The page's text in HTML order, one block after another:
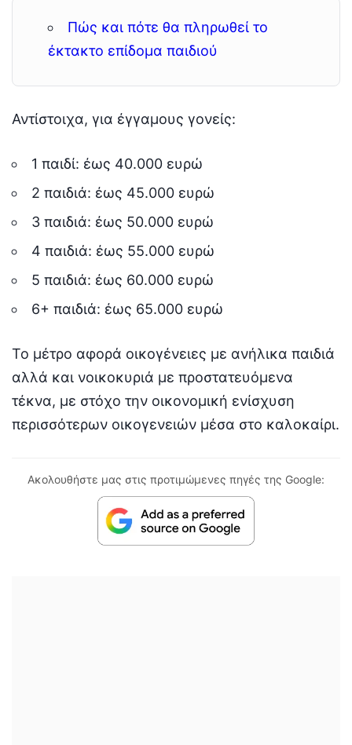
Πώς και πότε θα πληρωθεί το
έκτακτο επίδομα παιδιού
Αντίστοιχα, για έγγαμους γονείς:
1 παιδί: έως 40.000 ευρώ
2 παιδιά: έως 45.000 ευρώ
3 παιδιά: έως 50.000 ευρώ
4 παιδιά: έως 55.000 ευρώ
5 παιδιά: έως 60.000 ευρώ
6+ παιδιά: έως 65.000 ευρώ
Το μέτρο αφορά οικογένειες με ανήλικα παιδιά
αλλά και νοικοκυριά με προστατευόμενα
τέκνα, με στόχο την οικονομική ενίσχυση
περισσότερων οικογενειών μέσα στο καλοκαίρι.
Ακολουθήστε μας στις προτιμώμενες πηγές της Google: